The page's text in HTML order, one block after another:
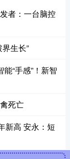
者：一台脑控
生长”
“手感”！新智
死亡
新高 安永：短